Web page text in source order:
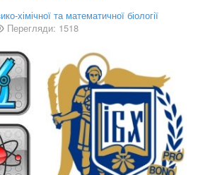
хімічної та математичної біології
Перегляди: 1518